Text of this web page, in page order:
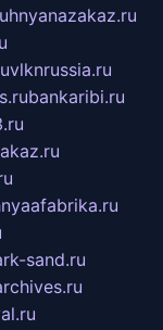
vlknrussia.ru
bankaribi.ru
sand.ru